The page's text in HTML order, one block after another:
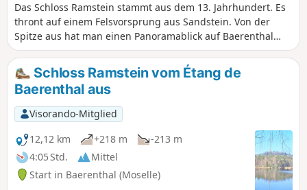
Das Schloss Ramstein stammt aus dem 13. Jahrhundert. Es
thront auf einem Felsvorsprung aus Sandstein. Von der
Spitze aus hat man einen Panoramablick auf Baerenthal
und sein Tal. Die beiden Teiche von Ramstein und
Baerenthal versprühen viel Charme und sind ein idealer Ort
für eine erfrischende Pause.
Schloss Ramstein vom Étang de
Baerenthal aus
Visorando-Mitglied
12,12 km
+218 m
-213 m
4:05 Std.
Mittel
Start in Baerenthal (Moselle)